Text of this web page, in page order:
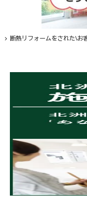
断熱リフォームをされた\お